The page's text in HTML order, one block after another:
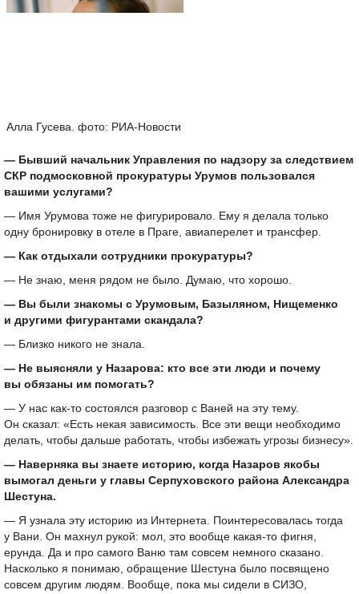
Алла Гусева. фото: РИА-Новости
— Бывший начальник Управления по надзору за следствием
СКР подмосковной прокуратуры Урумов пользовался
вашими услугами?
— Имя Урумова тоже не фигурировало. Ему я делала только
одну бронировку в отеле в Праге, авиаперелет и трансфер.
— Как отдыхали сотрудники прокуратуры?
— Не знаю, меня рядом не было. Думаю, что хорошо.
— Вы были знакомы с Урумовым, Базыляном, Нищеменко
и другими фигурантами скандала?
— Близко никого не знала.
— Не выясняли у Назарова: кто все эти люди и почему
вы обязаны им помогать?
— У нас как-то состоялся разговор с Ваней на эту тему.
Он сказал: «Есть некая зависимость. Все эти вещи необходимо
делать, чтобы дальше работать, чтобы избежать угрозы бизнесу».
— Наверняка вы знаете историю, когда Назаров якобы
вымогал деньги у главы Серпуховского района Александра
Шестуна.
— Я узнала эту историю из Интернета. Поинтересовалась тогда
у Вани. Он махнул рукой: мол, это вообще какая-то фигня,
ерунда. Да и про самого Ваню там совсем немного сказано.
Насколько я понимаю, обращение Шестуна было посвящено
совсем другим людям. Вообще, пока мы сидели в СИЗО,